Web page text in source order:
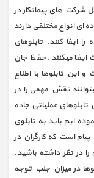
شرکت های پیمانکار در
ای انواع مختلفی دارند
ایفا کنند. تابلوهای
ایفا میکنند. حفظ جان
این تابلوها با اطلاع
تقش مهمی را در
عملیاتی جاده
ایم باید به تابلوی
پیام است که کارگران در
در نظر داشته باشید.
در میزان جلب توجه